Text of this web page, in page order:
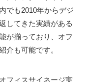
でも2010年からデジ
してきた実績がある
が揃っており、オフ
介も可能です。
フィスサイネージ実